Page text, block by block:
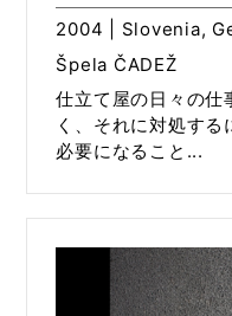
2004 | Slovenia,
Špela ČADEŽ
仕立て屋の日々の仕
く、それに対処す
必要になること...